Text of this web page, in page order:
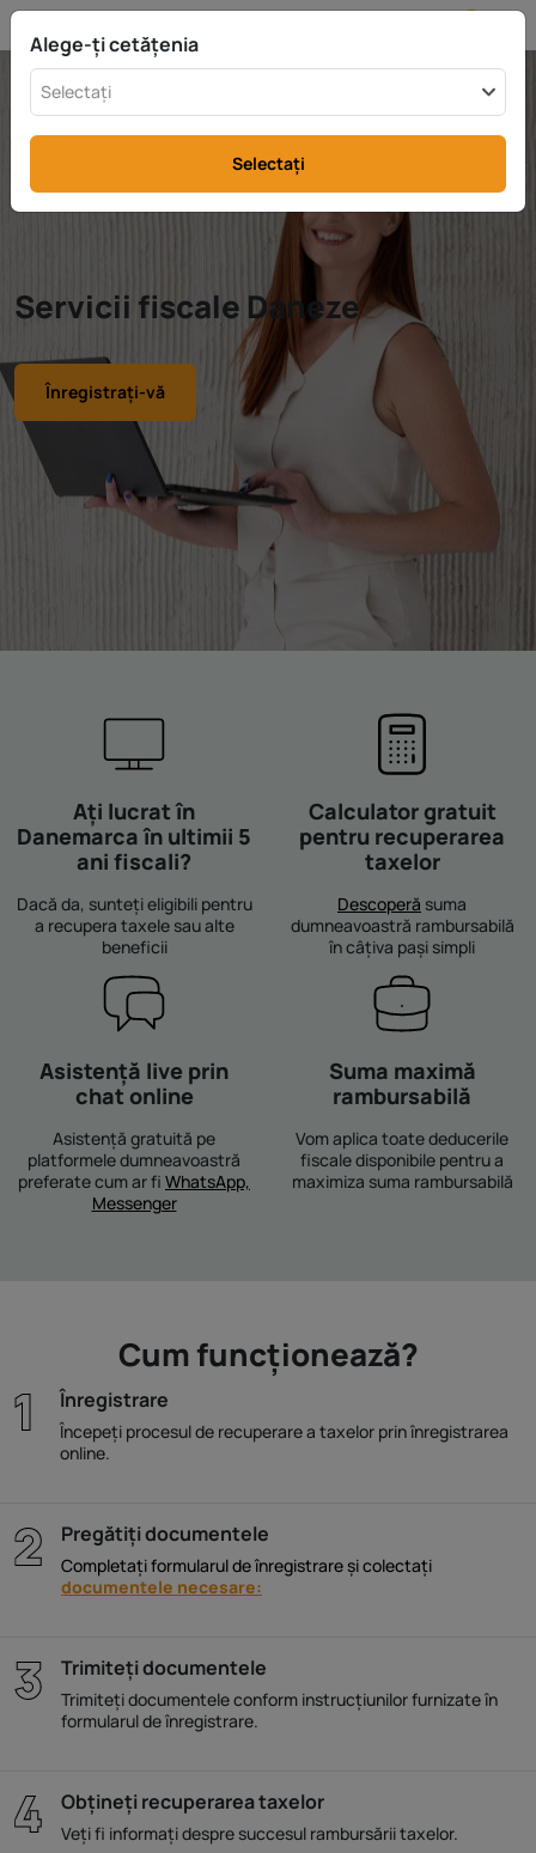
Servicii fiscale Daneze
Înregistrați-vă
Ați lucrat în
Danemarca în ultimii 5
ani fiscali?
Dacă da, sunteți eligibili pentru
a recupera taxele sau alte
beneficii
Calculator gratuit
pentru recuperarea
taxelor
Descoperă suma
dumneavoastră rambursabilă
în câțiva pași simpli
Asistență live prin
chat online
Asistență gratuită pe
platformele dumneavoastră
preferate cum ar fi WhatsApp,
Messenger
Suma maximă
rambursabilă
Vom aplica toate deducerile
fiscale disponibile pentru a
maximiza suma rambursabilă
Cum funcționează?
Înregistrare
Începeți procesul de recuperare a taxelor prin înregistrarea
online.
Pregătiți documentele
Completați formularul de înregistrare și colectați
documentele necesare:
Trimiteți documentele
Trimiteți documentele conform instrucțiunilor furnizate în
formularul de înregistrare.
Obțineți recuperarea taxelor
Veți fi informați despre succesul rambursării taxelor.
Alege-ți cetățenia
Selectați
Selectați